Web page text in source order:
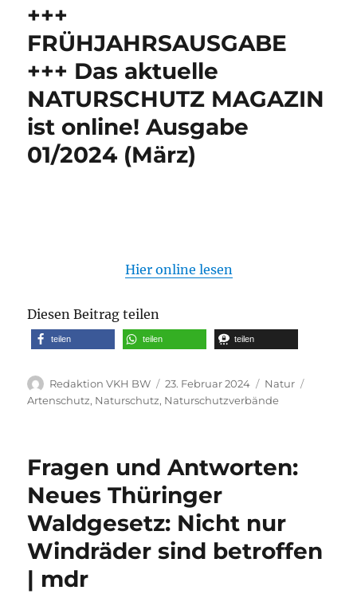
+++
FRÜHJAHRSAUSGABE
+++ Das aktuelle
NATURSCHUTZ MAGAZIN
ist online! Ausgabe
01/2024 (März)
Hier online lesen
Diesen Beitrag teilen
teilen teilen teilen
Autor
Redaktion VKH BW
Veröffentlicht
am
23. Februar 2024 Kategorien
Natur
Artenschutz, Naturschutz, Naturschutzverbände
Fragen und Antworten:
Neues Thüringer
Waldgesetz: Nicht nur
Windräder sind betroffen
| mdr